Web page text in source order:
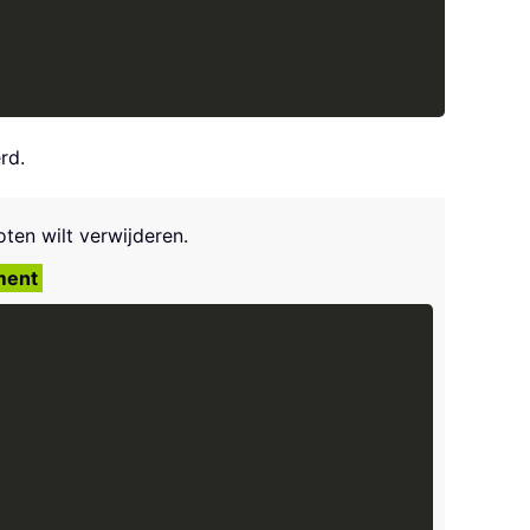
wilt verwijderen.